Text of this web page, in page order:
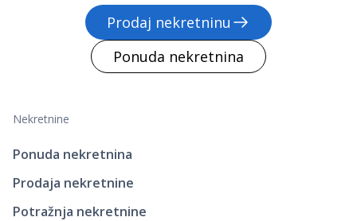
Prodaj nekretninu
Ponuda nekretnina
Nekretnine
Ponuda nekretnina
Prodaja nekretnine
Potražnja nekretnine